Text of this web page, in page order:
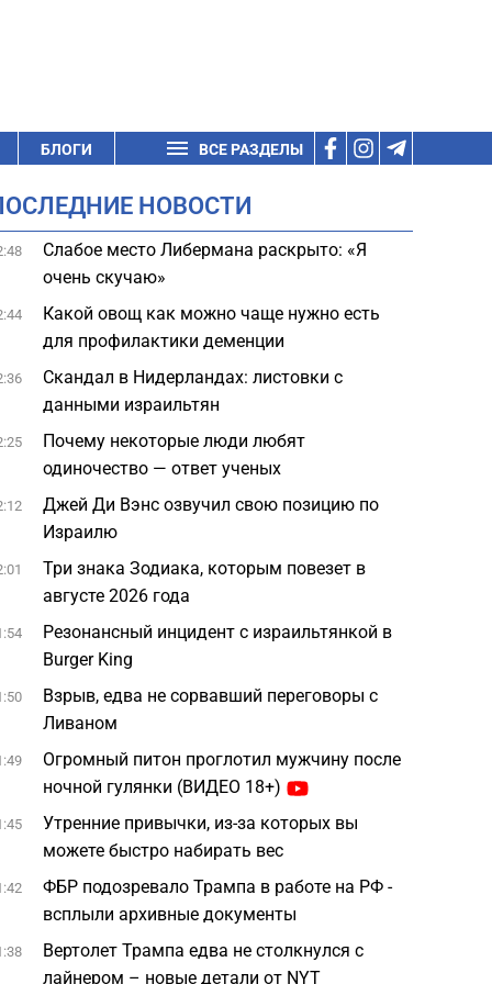
БЛОГИ ВСЕ РАЗДЕЛЫ
НОВОСТИ
Слабое место Либермана раскрыто: «Я
очень скучаю»
Какой овощ как можно чаще нужно есть
для профилактики деменции
Скандал в Нидерландах: листовки с
данными израильтян
Почему некоторые люди любят
одиночество — ответ ученых
Джей Ди Вэнс озвучил свою позицию по
Израилю
Три знака Зодиака, которым повезет в
августе 2026 года
Резонансный инцидент с израильтянкой в
Burger King
Взрыв, едва не сорвавший переговоры с
Ливаном
Огромный питон проглотил мужчину после
ночной гулянки (ВИДЕО 18+)
Утренние привычки, из-за которых вы
можете быстро набирать вес
ФБР подозревало Трампа в работе на РФ -
всплыли архивные документы
Вертолет Трампа едва не столкнулся с
лайнером – новые детали от NYT